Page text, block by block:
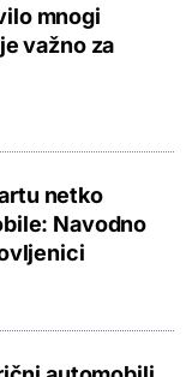
mnogi
važno za
netko
Navodno